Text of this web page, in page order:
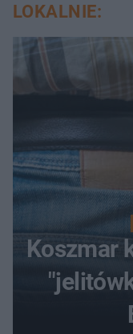
LOKALNIE:
Koszmar